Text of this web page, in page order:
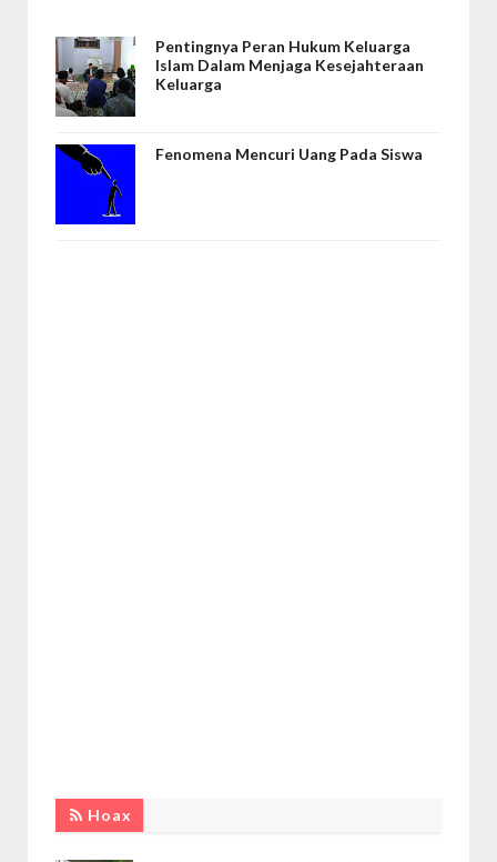
Pentingnya Peran Hukum Keluarga
Islam Dalam Menjaga Kesejahteraan
Keluarga
Fenomena Mencuri Uang Pada Siswa
Hoax